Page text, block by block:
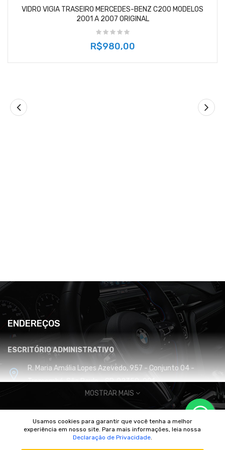
VIDRO VIGIA TRASEIRO MERCEDES-BENZ C200 MODELOS
2001 A 2007 ORIGINAL
R$980,00
ENDEREÇOS
ESCRITÓRIO ADMINISTRATIVO
R. Maria Amália Lopes Azevedo, 957 - Conjunto 04 -
Tremembé, São Paulo - SP, 02350-001
CENTRO DE DISTRIBUIÇÃO E LOGÍSTICA
Cabreúva / SP
MOSTRAR MAIS
© 2010/2025 Imperador Motores |DhiWeb Desenvolvimento de
Usamos cookies para garantir que você tenha a melhor
experiência em nosso site. Para mais informações, leia nossa
Declaração de Privacidade.